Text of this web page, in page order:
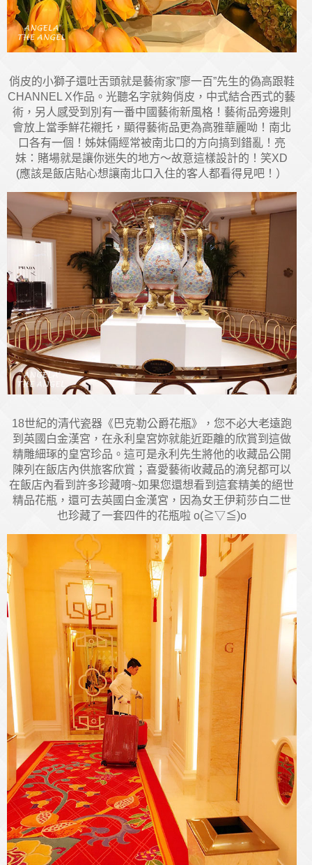
俏皮的小獅子還吐舌頭就是藝術家”廖一百”先生的偽高跟鞋
CHANNEL X作品。光聽名字就夠俏皮，中式結合西式的藝
術，另人感受到別有一番中國藝術新風格！藝術品旁邊則
會放上當季鮮花襯托，顯得藝術品更為高雅華麗呦！南北
口各有一個！姊妹倆經常被南北口的方向搞到錯亂！亮
妹：賭場就是讓你迷失的地方～故意這樣設計的！笑XD
(應該是飯店貼心想讓南北口入住的客人都看得見吧！）
18世紀的清代瓷器《巴克勒公爵花瓶》，您不必大老遠跑
到英國白金漢宮，在永利皇宮妳就能近距離的欣賞到這做
精雕細琢的皇宮珍品。這可是永利先生將他的收藏品公開
陳列在飯店內供旅客欣賞；喜愛藝術收藏品的滴兒都可以
在飯店內看到許多珍藏唷~如果您還想看到這套精美的絕世
精品花瓶，還可去英國白金漢宮，因為女王伊莉莎白二世
也珍藏了一套四件的花瓶啦 o(≧▽≦)o